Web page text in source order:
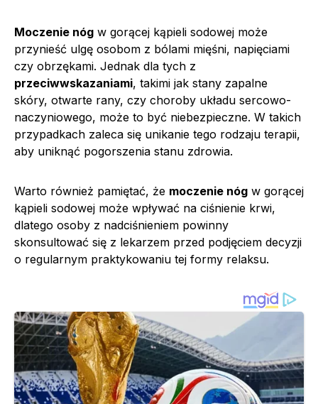
Moczenie nóg w gorącej kąpieli sodowej może
przynieść ulgę osobom z bólami mięśni, napięciami
czy obrzękami. Jednak dla tych z
przeciwwskazaniami, takimi jak stany zapalne
skóry, otwarte rany, czy choroby układu sercowo-
naczyniowego, może to być niebezpieczne. W takich
przypadkach zaleca się unikanie tego rodzaju terapii,
aby uniknąć pogorszenia stanu zdrowia.
Warto również pamiętać, że moczenie nóg w gorącej
kąpieli sodowej może wpływać na ciśnienie krwi,
dlatego osoby z nadciśnieniem powinny
skonsultować się z lekarzem przed podjęciem decyzji
o regularnym praktykowaniu tej formy relaksu.